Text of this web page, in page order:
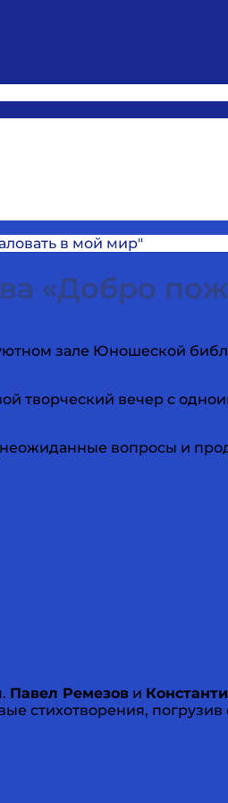
в мой мир"
«Добро
зале Юношеской
творческий вечер с
вопросы и
Павел Ремезов и
стихотворения,